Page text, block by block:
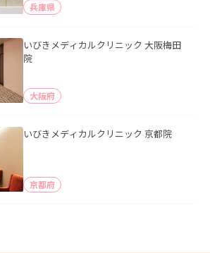
兵庫県
いびきメディカルクリニック 大阪梅田
院
大阪府
いびきメディカルクリニック 京都院
京都府